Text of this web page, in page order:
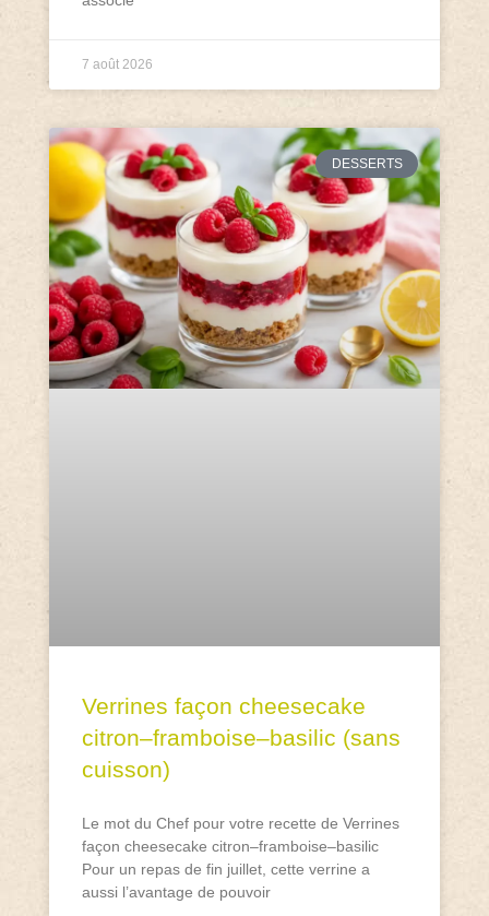
7 août 2026
DESSERTS
Verrines façon cheesecake
citron–framboise–basilic (sans
cuisson)
Le mot du Chef pour votre recette de Verrines
façon cheesecake citron–framboise–basilic
Pour un repas de fin juillet, cette verrine a
aussi l’avantage de pouvoir